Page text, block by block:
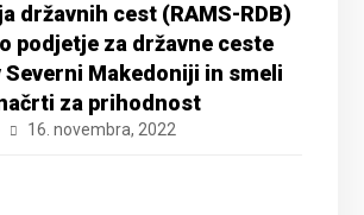
državnih cest (RAMS-RDB)
podjetje za državne ceste
Severni Makedoniji in smeli
za prihodnost
16. novembra, 2022